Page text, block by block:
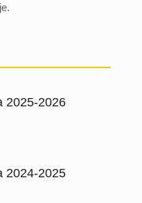
2025-2026
2024-2025